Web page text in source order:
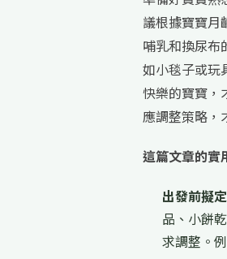
議根據寶寶月
哺乳和換尿布
如小毯子或玩
快樂的寶寶，
應調整策略，
這篇文章的實
出發前擬
品、小餅
求調整。